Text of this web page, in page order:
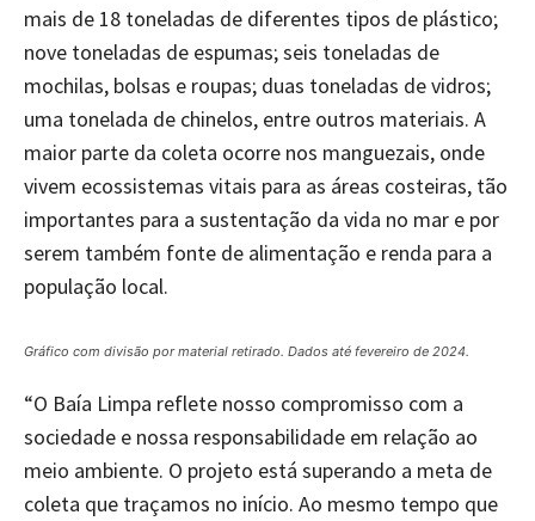
mais de 18 toneladas de diferentes tipos de plástico;
nove toneladas de espumas; seis toneladas de
mochilas, bolsas e roupas; duas toneladas de vidros;
uma tonelada de chinelos, entre outros materiais. A
maior parte da coleta ocorre nos manguezais, onde
vivem ecossistemas vitais para as áreas costeiras, tão
importantes para a sustentação da vida no mar e por
serem também fonte de alimentação e renda para a
população local.
Gráfico com divisão por material retirado. Dados até fevereiro de 2024.
“O Baía Limpa reflete nosso compromisso com a
sociedade e nossa responsabilidade em relação ao
meio ambiente. O projeto está superando a meta de
coleta que traçamos no início. Ao mesmo tempo que